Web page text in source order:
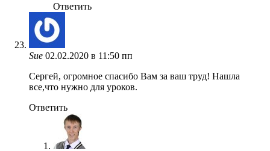
Ответить
Sue 02.02.2020 в 11:50 пп
Сергей, огромное спасибо Вам за ваш труд! Нашла
все,что нужно для уроков.
Ответить